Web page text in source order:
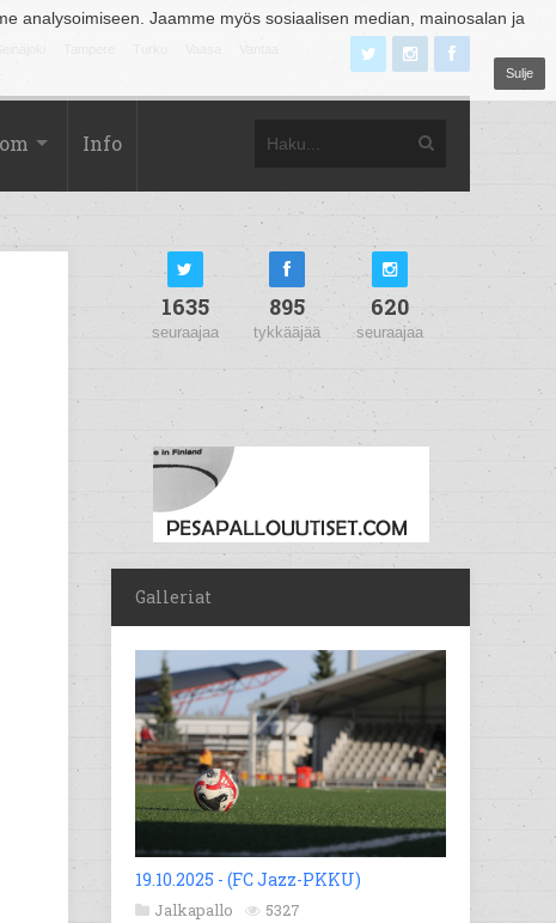
analysoimiseen. Jaamme myös sosiaalisen median, mainosalan ja
Sulje
Info
1635
seuraajaa
895
tykkääjää
620
seuraajaa
Galleriat
19.10.2025 - (FC Jazz-PKKU)
Jalkapallo 5327